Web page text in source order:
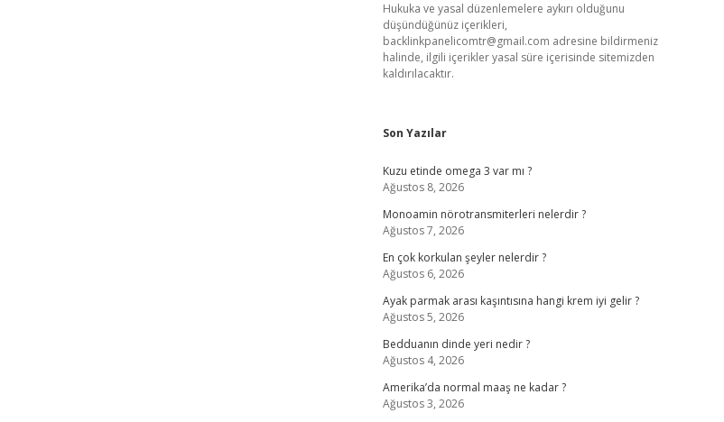
Hukuka ve yasal düzenlemelere aykırı olduğunu
düşündüğünüz içerikleri,
backlinkpanelicomtr@gmail.com adresine bildirmeniz
halinde, ilgili içerikler yasal süre içerisinde sitemizden
kaldırılacaktır.
Son Yazılar
Kuzu etinde omega 3 var mı ?
Ağustos 8, 2026
Monoamin nörotransmiterleri nelerdir ?
Ağustos 7, 2026
En çok korkulan şeyler nelerdir ?
Ağustos 6, 2026
Ayak parmak arası kaşıntısına hangi krem iyi gelir ?
Ağustos 5, 2026
Bedduanın dinde yeri nedir ?
Ağustos 4, 2026
Amerika’da normal maaş ne kadar ?
Ağustos 3, 2026